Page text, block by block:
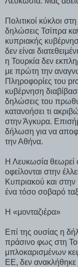
Πολιτικοί κύκλοι
δηλώσεις Τσίπρα
κυπριακής
δεν είναι
η Τουρκία δεν
με πρώτη την
Πληροφορίες του
κυβέρνηση
δηλώσεις του
κατανοήσει τι
στην Άγκυρα.
δήλωση για να
την Αθήνα.
Η Λευκωσία θεωρεί
οφείλονται στην
Κυπριακού και
ένα τόσο σοβαρό
Η «μονταζιέρα»
Επί της ουσίας η
πράσινο φως στη
μπλοκαρισμένων
ΕΕ, δεν